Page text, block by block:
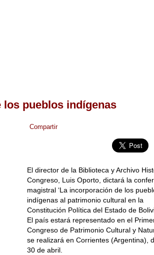
pueblos indígenas
Compartir
El director de la Biblioteca y Archivo
Congreso, Luis Oporto, dictará la
magistral ‘La incorporación de los
indígenas al patrimonio cultural en la
Constitución Política del Estado de
El país estará representado en el
Congreso de Patrimonio Cultural y
se realizará en Corrientes (Argentina),
30 de abril.